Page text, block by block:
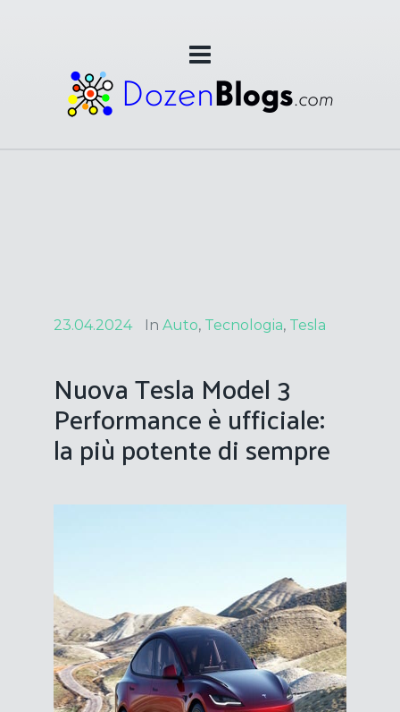
23.04.2024 In Auto, Tecnologia, Tesla
Nuova Tesla Model 3
Performance è ufficiale:
la più potente di sempre